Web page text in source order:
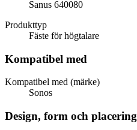
Sanus 640080
Produkttyp
Fäste för högtalare
Kompatibel med
Kompatibel med (märke)
Sonos
Design, form och placering